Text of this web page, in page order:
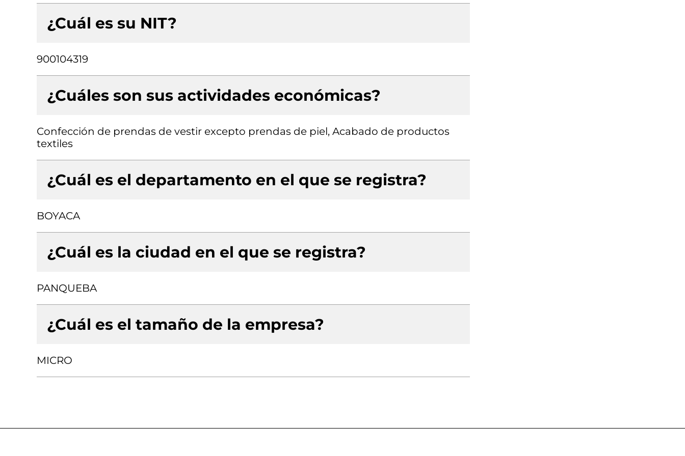
¿Cuál es su NIT?
900104319
¿Cuáles son sus actividades económicas?
Confección de prendas de vestir excepto prendas de piel, Acabado de productos
textiles
¿Cuál es el departamento en el que se registra?
BOYACA
¿Cuál es la ciudad en el que se registra?
PANQUEBA
¿Cuál es el tamaño de la empresa?
MICRO